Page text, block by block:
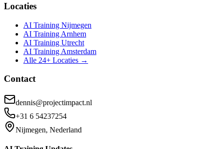
Locaties
AI Training Nijmegen
AI Training Arnhem
AI Training Utrecht
AI Training Amsterdam
Alle 24+ Locaties →
Contact
dennis@projectimpact.nl
+31 6 54237254
Nijmegen, Nederland